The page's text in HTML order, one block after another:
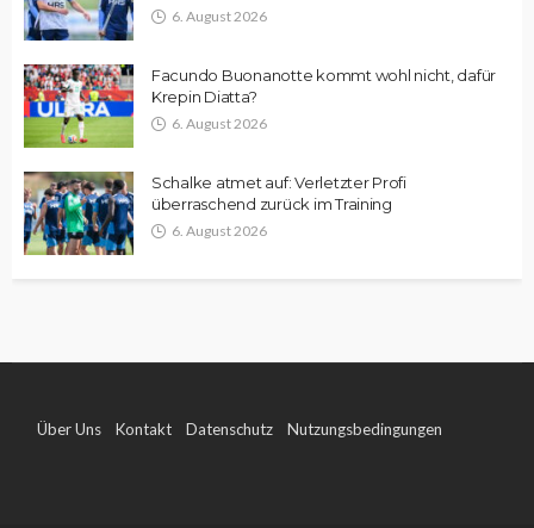
6. August 2026
Facundo Buonanotte kommt wohl nicht, dafür
Krepin Diatta?
6. August 2026
Schalke atmet auf: Verletzter Profi
überraschend zurück im Training
6. August 2026
Über Uns Kontakt Datenschutz Nutzungsbedingungen